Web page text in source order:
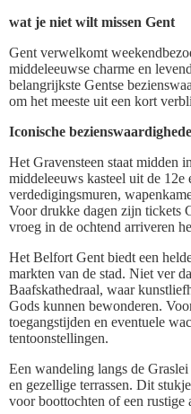
wat je niet wilt missen Gent
Gent verwelkomt
middeleeuwse charme en
belangrijkste Gentse
om het meeste uit een kort
Iconische
Het Gravensteen staat midden
middeleeuws kasteel uit de
verdedigingsmuren,
Voor drukke dagen zijn tickets
vroeg in de ochtend arriveren
Het Belfort Gent biedt een
markten van de stad. Niet ver
Baafskathedraal, waar
Gods kunnen bewonderen.
toegangstijden en eventuele
tentoonstellingen.
Een wandeling langs de
en gezellige terrassen. Dit
voor boottochten of een